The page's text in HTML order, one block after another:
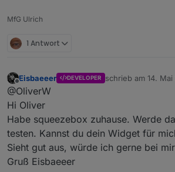
MfG Ulrich
1 Antwort
Offline
Eisbaeeer DEVELOPER schrieb am 14. Mai
zuletzt editiert von
@OliverW
Hi Oliver
Habe squeezebox zuhause. Werde
testen. Kannst du dein Widget für
Sieht gut aus, würde ich gerne bei
Gruß Eisbaeeer